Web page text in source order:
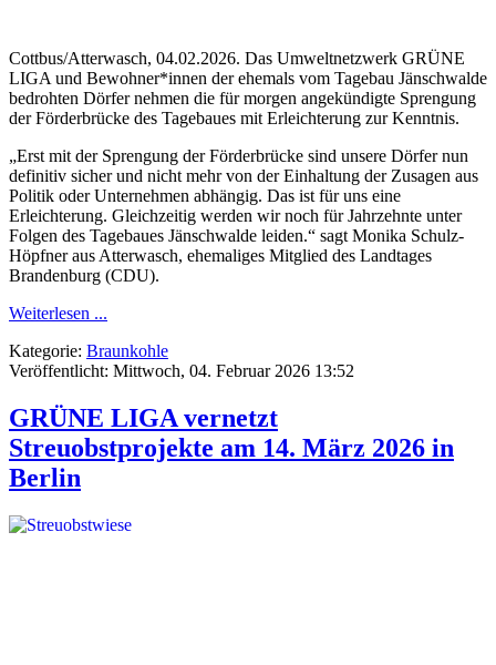
Cottbus/Atterwasch, 04.02.2026. Das Umweltnetzwerk GRÜNE
LIGA und Bewohner*innen der ehemals vom Tagebau Jänschwalde
bedrohten Dörfer nehmen die für morgen angekündigte Sprengung
der Förderbrücke des Tagebaues mit Erleichterung zur Kenntnis.
„Erst mit der Sprengung der Förderbrücke sind unsere Dörfer nun
definitiv sicher und nicht mehr von der Einhaltung der Zusagen aus
Politik oder Unternehmen abhängig. Das ist für uns eine
Erleichterung. Gleichzeitig werden wir noch für Jahrzehnte unter
Folgen des Tagebaues Jänschwalde leiden.“ sagt Monika Schulz-
Höpfner aus Atterwasch, ehemaliges Mitglied des Landtages
Brandenburg (CDU).
Weiterlesen ...
Kategorie: Braunkohle
Veröffentlicht: Mittwoch, 04. Februar 2026 13:52
GRÜNE LIGA vernetzt
Streuobstprojekte am 14. März 2026 in
Berlin